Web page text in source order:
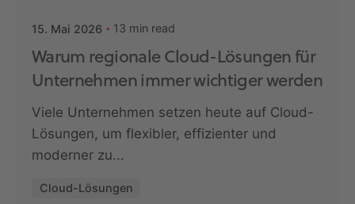
15. Mai 2026 13 min read
Warum regionale Cloud-Lösungen für
Unternehmen immer wichtiger werden
Viele Unternehmen setzen heute auf Cloud-
Lösungen, um flexibler, effizienter und
moderner zu...
Cloud-Lösungen